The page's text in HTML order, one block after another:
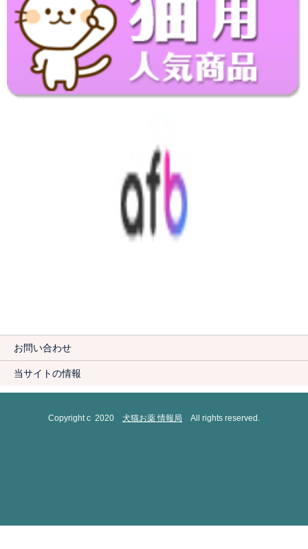
お問い合わせ
当サイトの情報
Copyright c 2020 犬猫お薬 情報局 All rights reserved.